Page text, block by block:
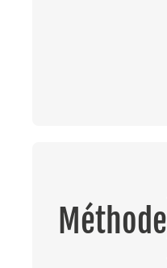
Méthode